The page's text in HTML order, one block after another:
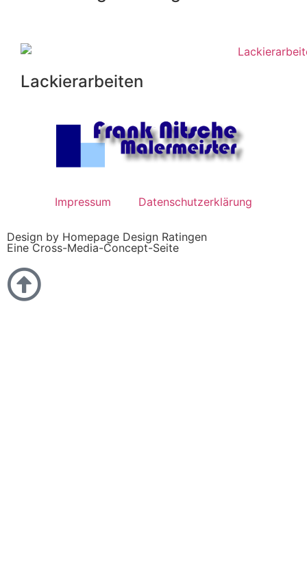
Lackierarbeiten
Impressum Datenschutzerklärung
Design by Homepage Design Ratingen
EineCross-Media-Concept-Seite